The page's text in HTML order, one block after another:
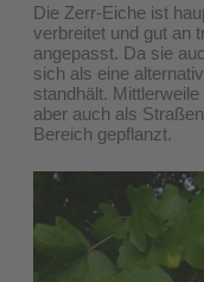
Die Zerr-Eiche ist
verbreitet und gut an
angepasst. Da sie
sich als eine
standhält.
aber auch als
Bereich gepflanzt.